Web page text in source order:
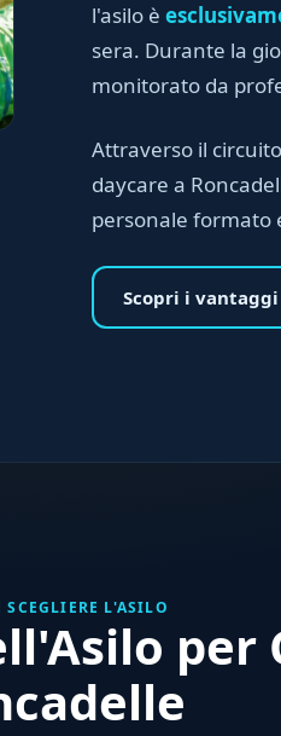
l'asilo è
sera. Durante la
monitorato da
Attraverso il
daycare a
personale formato
Scopri i vantaggi
SCEGLIERE L'ASILO
per